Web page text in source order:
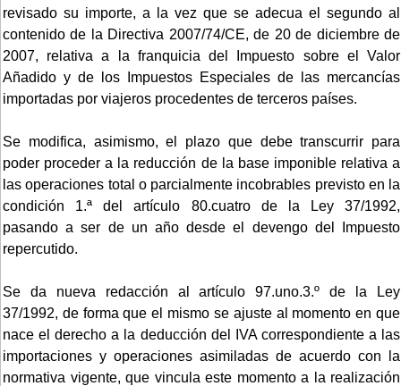
revisado su importe, a la vez que se adecua el segundo al
contenido de la Directiva 2007/74/CE, de 20 de diciembre de
2007, relativa a la franquicia del Impuesto sobre el Valor
Añadido y de los Impuestos Especiales de las mercancías
importadas por viajeros procedentes de terceros países.
Se modifica, asimismo, el plazo que debe transcurrir para
poder proceder a la reducción de la base imponible relativa a
las operaciones total o parcialmente incobrables previsto en la
condición 1.ª del artículo 80.cuatro de la Ley 37/1992,
pasando a ser de un año desde el devengo del Impuesto
repercutido.
Se da nueva redacción al artículo 97.uno.3.º de la Ley
37/1992, de forma que el mismo se ajuste al momento en que
nace el derecho a la deducción del IVA correspondiente a las
importaciones y operaciones asimiladas de acuerdo con la
normativa vigente, que vincula este momento a la realización